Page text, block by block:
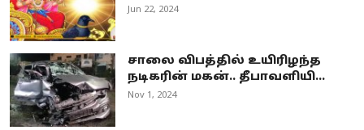
Jun 22, 2024
சாலை விபத்தில் உயிரிழந்த
நடிகரின் மகன்.. தீபாவளியி...
Nov 1, 2024